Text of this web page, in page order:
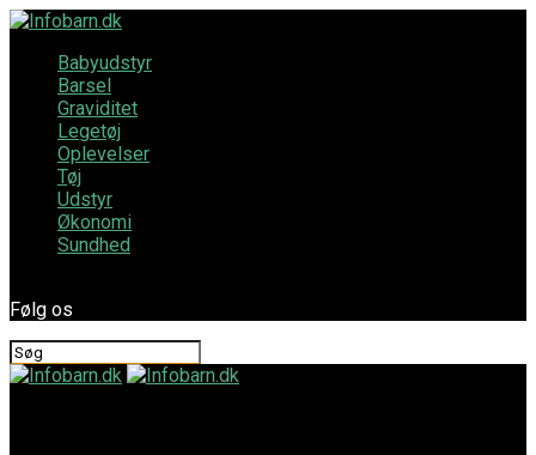
Babyudstyr
Barsel
Graviditet
Legetøj
Oplevelser
Tøj
Udstyr
Økonomi
Sundhed
Følg os